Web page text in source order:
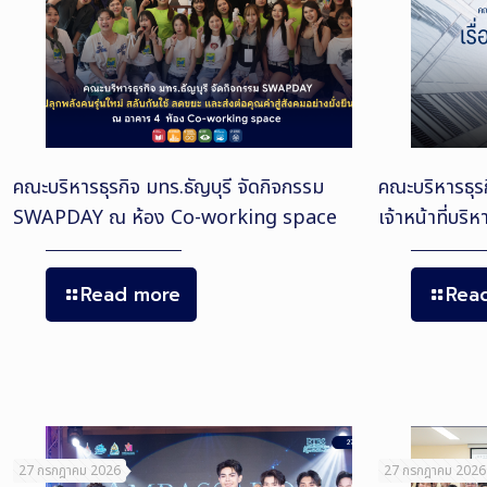
คณะบริหารธุรกิจ มทร.ธัญบุรี จัดกิจกรรม
SWAPDAY ณ ห้อง Co-working space
Read more
คณะบริหารธุ
เจ้าหน้าที่บริ
27 กรกฎาคม 2026 27 กรกฎาคม 2026